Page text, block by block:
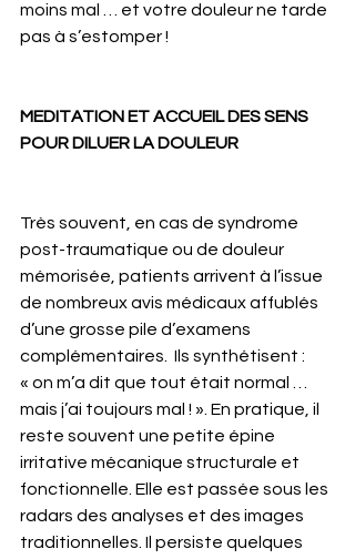
moins mal … et votre douleur ne tarde
pas à s’estomper !
MEDITATION ET ACCUEIL DES SENS
POUR DILUER LA DOULEUR
Très souvent, en cas de syndrome
post-traumatique ou de douleur
mémorisée, patients arrivent à l’issue
de nombreux avis médicaux affublés
d’une grosse pile d’examens
complémentaires.  Ils synthétisent :
« on m’a dit que tout était normal …
mais j’ai toujours mal ! ». En pratique, il
reste souvent une petite épine
irritative mécanique structurale et
fonctionnelle. Elle est passée sous les
radars des analyses et des images
traditionnelles. Il persiste quelques